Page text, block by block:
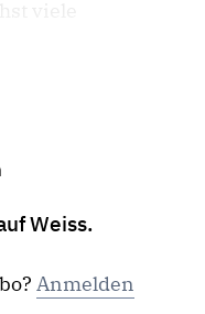
Weiss.
Anmelden